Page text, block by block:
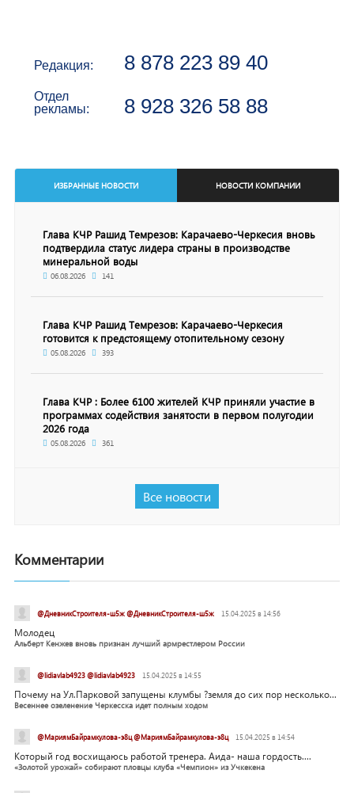
Редакция: 8 878 223 89 40
Отдел
рекламы:
8 928 326 58 88
ИЗБРАННЫЕ НОВОСТИ НОВОСТИ КОМПАНИИ
Глава КЧР Рашид Темрезов: Карачаево-Черкесия вновь
подтвердила статус лидера страны в производстве
минеральной воды
06.08.2026 141
Глава КЧР Рашид Темрезов: Карачаево-Черкесия
готовится к предстоящему отопительному сезону
05.08.2026 393
Глава КЧР : Более 6100 жителей КЧР приняли участие в
программах содействия занятости в первом полугодии
2026 года
05.08.2026 361
Все новости
Комментарии
@ДневникСтроителя-ш5ж @ДневникСтроителя-ш5ж 15.04.2025 в 14:56
Молодец
Альберт Кенжев вновь признан лучший армрестлером России
@lidiavlab4923 @lidiavlab4923 15.04.2025 в 14:55
Почему на Ул.Парковой запущены клумбы ?земля до сих пор несколько...
Весеннее озеленение Черкесска идет полным ходом
@МариямБайрамкулова-э8ц @МариямБайрамкулова-э8ц 15.04.2025 в 14:54
Который год восхищаюсь работой тренера. Аида- наша гордость....
«Золотой урожай» собирают пловцы клуба «Чемпион» из Учкекена